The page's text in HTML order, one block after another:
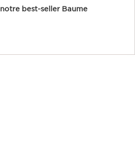
notre best-seller Baume